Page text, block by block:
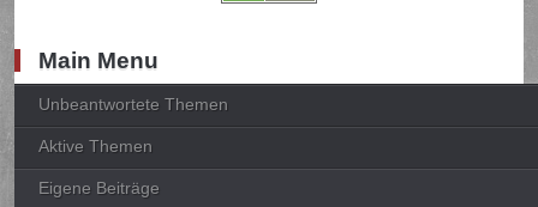
Main Menu
Unbeantwortete Themen
Aktive Themen
Eigene Beiträge